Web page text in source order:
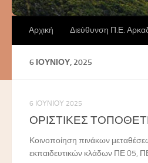
Αρχική Διεύθυνση Π.Ε.
6 ΙΟΥΝΊΟΥ, 2025
6 ΙΟΥΝΊΟΥ 2025
ΟΡΙΣΤΙΚΕΣ
Κοινοποίηση πινάκων
εκπαιδευτικών κλάδων ΠΕ 05,